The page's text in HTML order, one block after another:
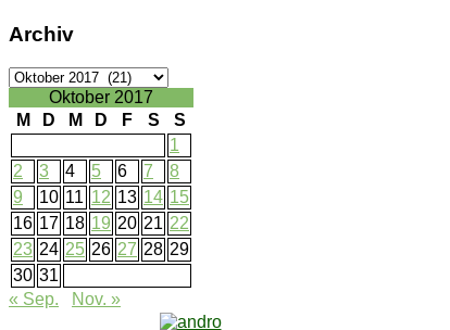
Ar­chiv
Ar­
Oktober 2017
M
D M D F S
S
1
2
3 4 5 6 7
8
9
10 11 12 13 14 15
16 17 18 19 20 21 22
23 24 25 26 27 28 29
30 31
« Sep.
Nov. »